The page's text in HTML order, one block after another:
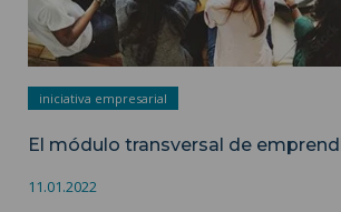
iniciativa empresarial
El módulo transversal de
11.01.2022